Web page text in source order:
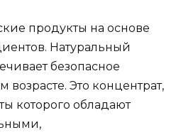
продукты на основе
Натуральный
безопасное
Это концентрат,
которого обладают